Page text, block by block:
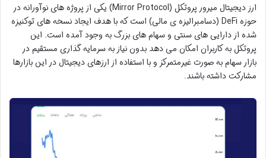
ارز دیجیتال میرور پروتکل (Mirror Protocol) یکی از پروژه های نوآورانه در
حوزه DeFi (دسامبرالیزه ی مالی) است که با هدف ایجاد نسخه های توکنیزه
شده از دارایی های سنتی و سهام های بزرگ به وجود آمده است. این
پروتکل به کاربران امکان می دهد بدون نیاز به سرمایه گذاری مستقیم در
بازار سهام به صورت غیرمتمرکز و با استفاده از ارزهای دیجیتال در این بازارها
مشارکت داشته باشند.